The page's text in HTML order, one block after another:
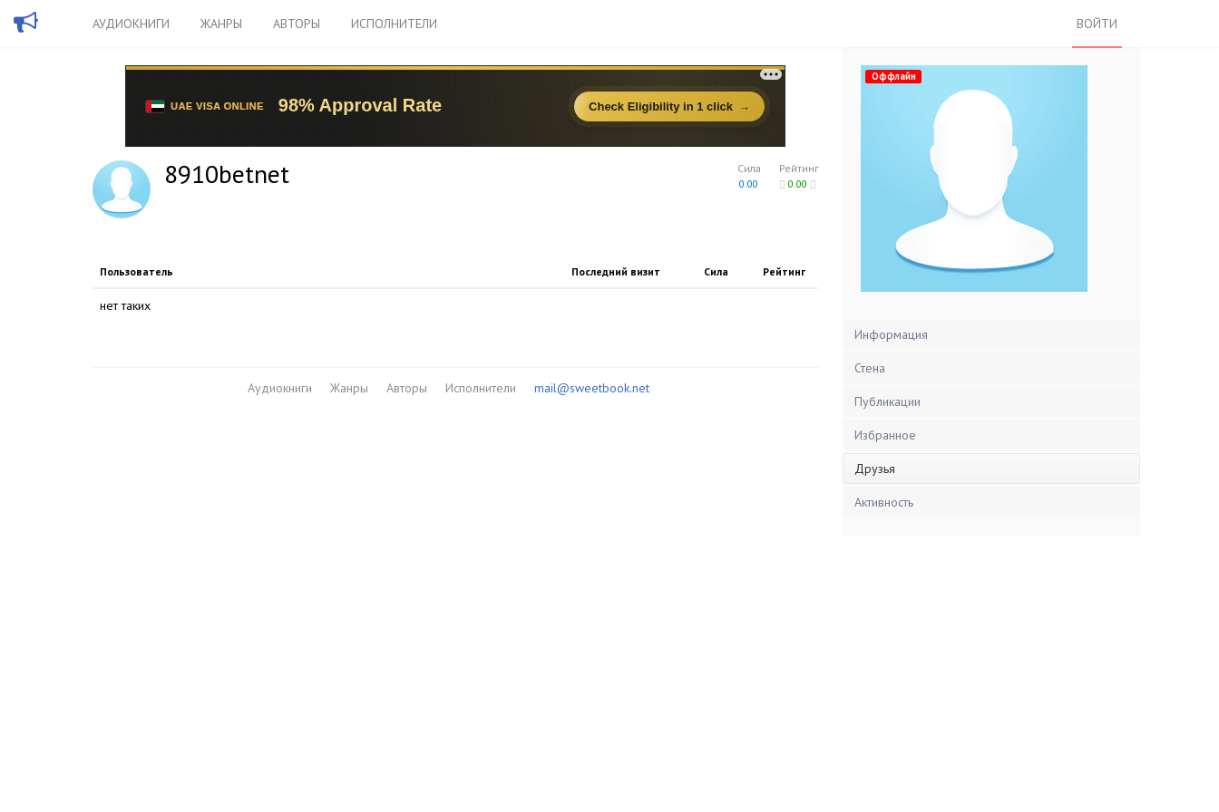
АУДИОКНИГИ ЖАНРЫ АВТОРЫ ИСПОЛНИТЕЛИ ВОЙТИ
Рейтинг
0.00
Сила
0.00
8910betnet
Пользователь Последний визит Сила Рейтинг
нет таких
Аудиокниги Жанры Авторы Исполнители mail@sweetbook.net
Оффлайн
Информация
Стена
Публикации
Избранное
Друзья
Активность